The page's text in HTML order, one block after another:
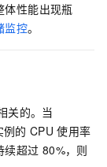
体性能出现瓶
监控。
关的。当
的 CPU 使用率
续超过 80%，则